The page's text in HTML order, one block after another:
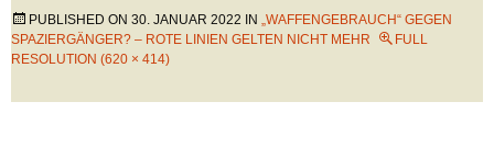
PUBLISHED ON 30. JANUAR 2022 IN „WAFFENGEBRAUCH“ GEGEN
SPAZIERGÄNGER? – ROTE LINIEN GELTEN NICHT MEHR
FULL
RESOLUTION (620 × 414)